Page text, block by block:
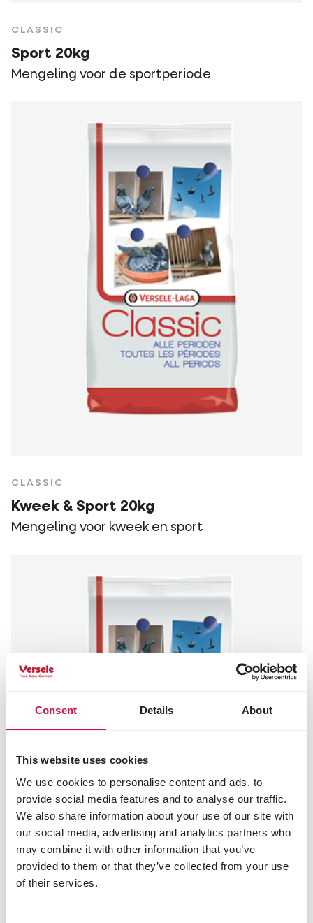
Consent Details About
This website uses cookies
We use cookies to personalise content and ads, to
provide social media features and to analyse our traffic.
We also share information about your use of our site with
our social media, advertising and analytics partners who
may combine it with other information that you’ve
provided to them or that they’ve collected from your use
of their services.
CLASSIC
Sport 20kg
Mengeling voor de sportperiode
CLASSIC
Kweek & Sport 20kg
Mengeling voor kweek en sport